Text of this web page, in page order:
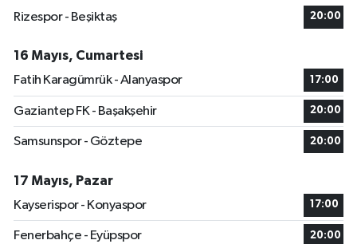
Rizespor - Beşiktaş
20:00
16 Mayıs, Cumartesi
Fatih Karagümrük - Alanyaspor
17:00
Gaziantep FK - Başakşehir 20:00
Samsunspor - Göztepe 20:00
17 Mayıs, Pazar
Kayserispor - Konyaspor
17:00
Fenerbahçe - Eyüpspor 20:00